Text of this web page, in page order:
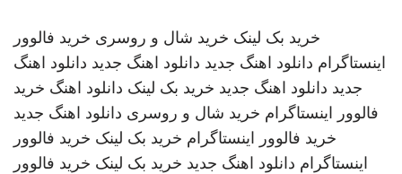
خرید بک لینک خرید شال و روسری خرید فالوور
اینستاگرام دانلود اهنگ جدید دانلود اهنگ جدید دانلود اهنگ
جدید دانلود اهنگ جدید خرید بک لینک دانلود اهنگ خرید
فالوور اینستاگرام خرید شال و روسری دانلود اهنگ جدید
خرید فالوور اینستاگرام خرید بک لینک خرید فالوور
اینستاگرام دانلود اهنگ جدید خرید بک لینک خرید فالوور